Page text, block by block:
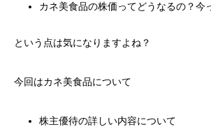
カネ美食品の株価ってどうなるの？今
という点は気になりますよね？
今回はカネ美食品について
株主優待の詳しい内容について